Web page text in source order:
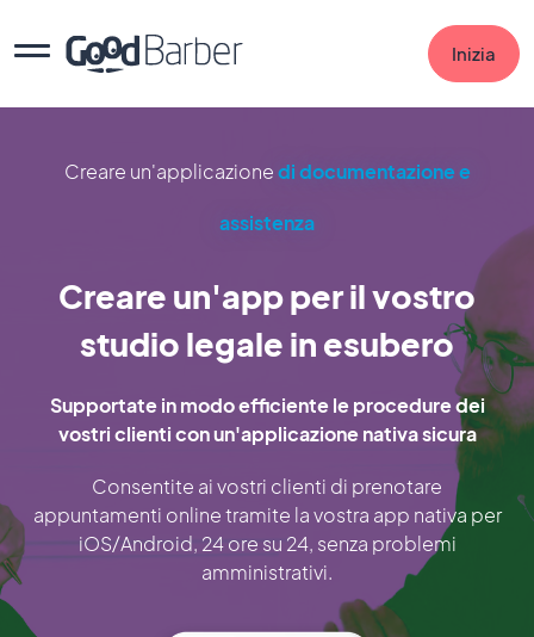
Inizia
Creare un'applicazionedi documentazione e
assistenza
Creare un'app per il vostro
studio legale in esubero
Supportate in modo efficiente le procedure dei
vostri clienti con un'applicazione nativa sicura
Consentite ai vostri clienti di prenotare
appuntamenti online tramite la vostra app nativa per
iOS/Android, 24 ore su 24, senza problemi
amministrativi.